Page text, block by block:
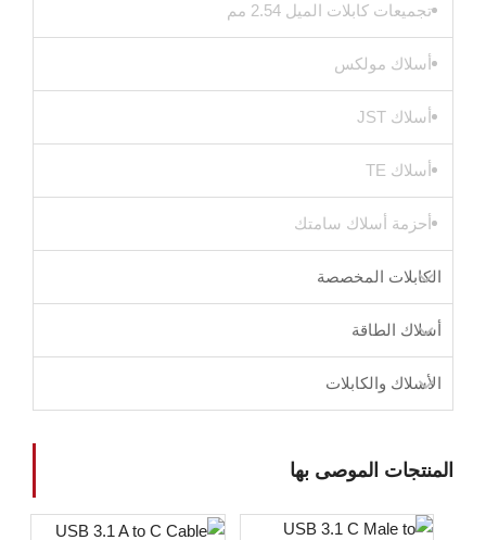
تجميعات كابلات الميل 2.54 مم
أسلاك مولكس
أسلاك JST
أسلاك TE
أحزمة أسلاك سامتك
الكابلات المخصصة
أسلاك الطاقة
الأسلاك والكابلات
المنتجات الموصى بها